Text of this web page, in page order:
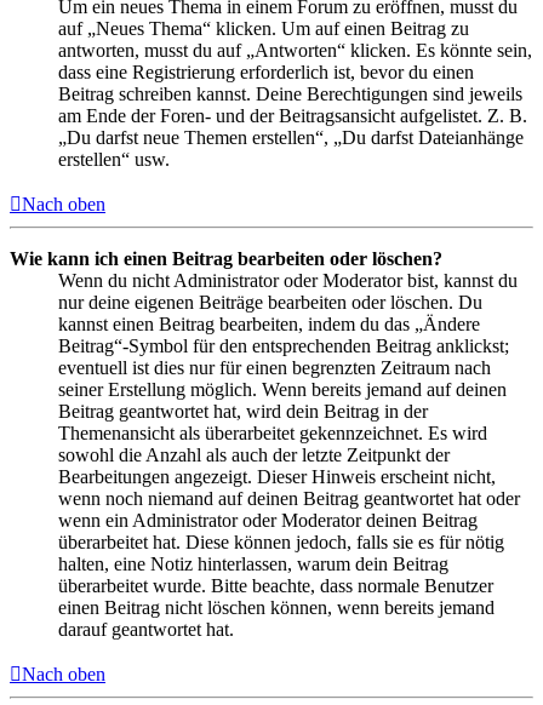
Um ein neues Thema in einem Forum zu eröffnen, musst du
auf „Neues Thema“ klicken. Um auf einen Beitrag zu
antworten, musst du auf „Antworten“ klicken. Es könnte sein,
dass eine Registrierung erforderlich ist, bevor du einen
Beitrag schreiben kannst. Deine Berechtigungen sind jeweils
am Ende der Foren- und der Beitragsansicht aufgelistet. Z. B.
„Du darfst neue Themen erstellen“, „Du darfst Dateianhänge
erstellen“ usw.
Nach oben
Wie kann ich einen Beitrag bearbeiten oder löschen?
Wenn du nicht Administrator oder Moderator bist, kannst du
nur deine eigenen Beiträge bearbeiten oder löschen. Du
kannst einen Beitrag bearbeiten, indem du das „Ändere
Beitrag“-Symbol für den entsprechenden Beitrag anklickst;
eventuell ist dies nur für einen begrenzten Zeitraum nach
seiner Erstellung möglich. Wenn bereits jemand auf deinen
Beitrag geantwortet hat, wird dein Beitrag in der
Themenansicht als überarbeitet gekennzeichnet. Es wird
sowohl die Anzahl als auch der letzte Zeitpunkt der
Bearbeitungen angezeigt. Dieser Hinweis erscheint nicht,
wenn noch niemand auf deinen Beitrag geantwortet hat oder
wenn ein Administrator oder Moderator deinen Beitrag
überarbeitet hat. Diese können jedoch, falls sie es für nötig
halten, eine Notiz hinterlassen, warum dein Beitrag
überarbeitet wurde. Bitte beachte, dass normale Benutzer
einen Beitrag nicht löschen können, wenn bereits jemand
darauf geantwortet hat.
Nach oben